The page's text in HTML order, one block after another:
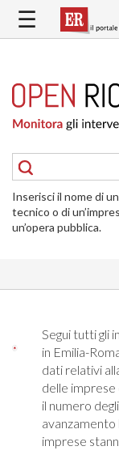
contenuto
PUBBLICA
DELLE
ABITAZIONI
RICOSTRUZIONE
ATTIVITÀ
INTERVENTI
INTERVIENE
☰
Inserisci il nome di
tecnico o di
un’opera pubblica.
Segui tutti gli
in Emilia-
dati relativi
delle
il numero
avanzamento
imprese